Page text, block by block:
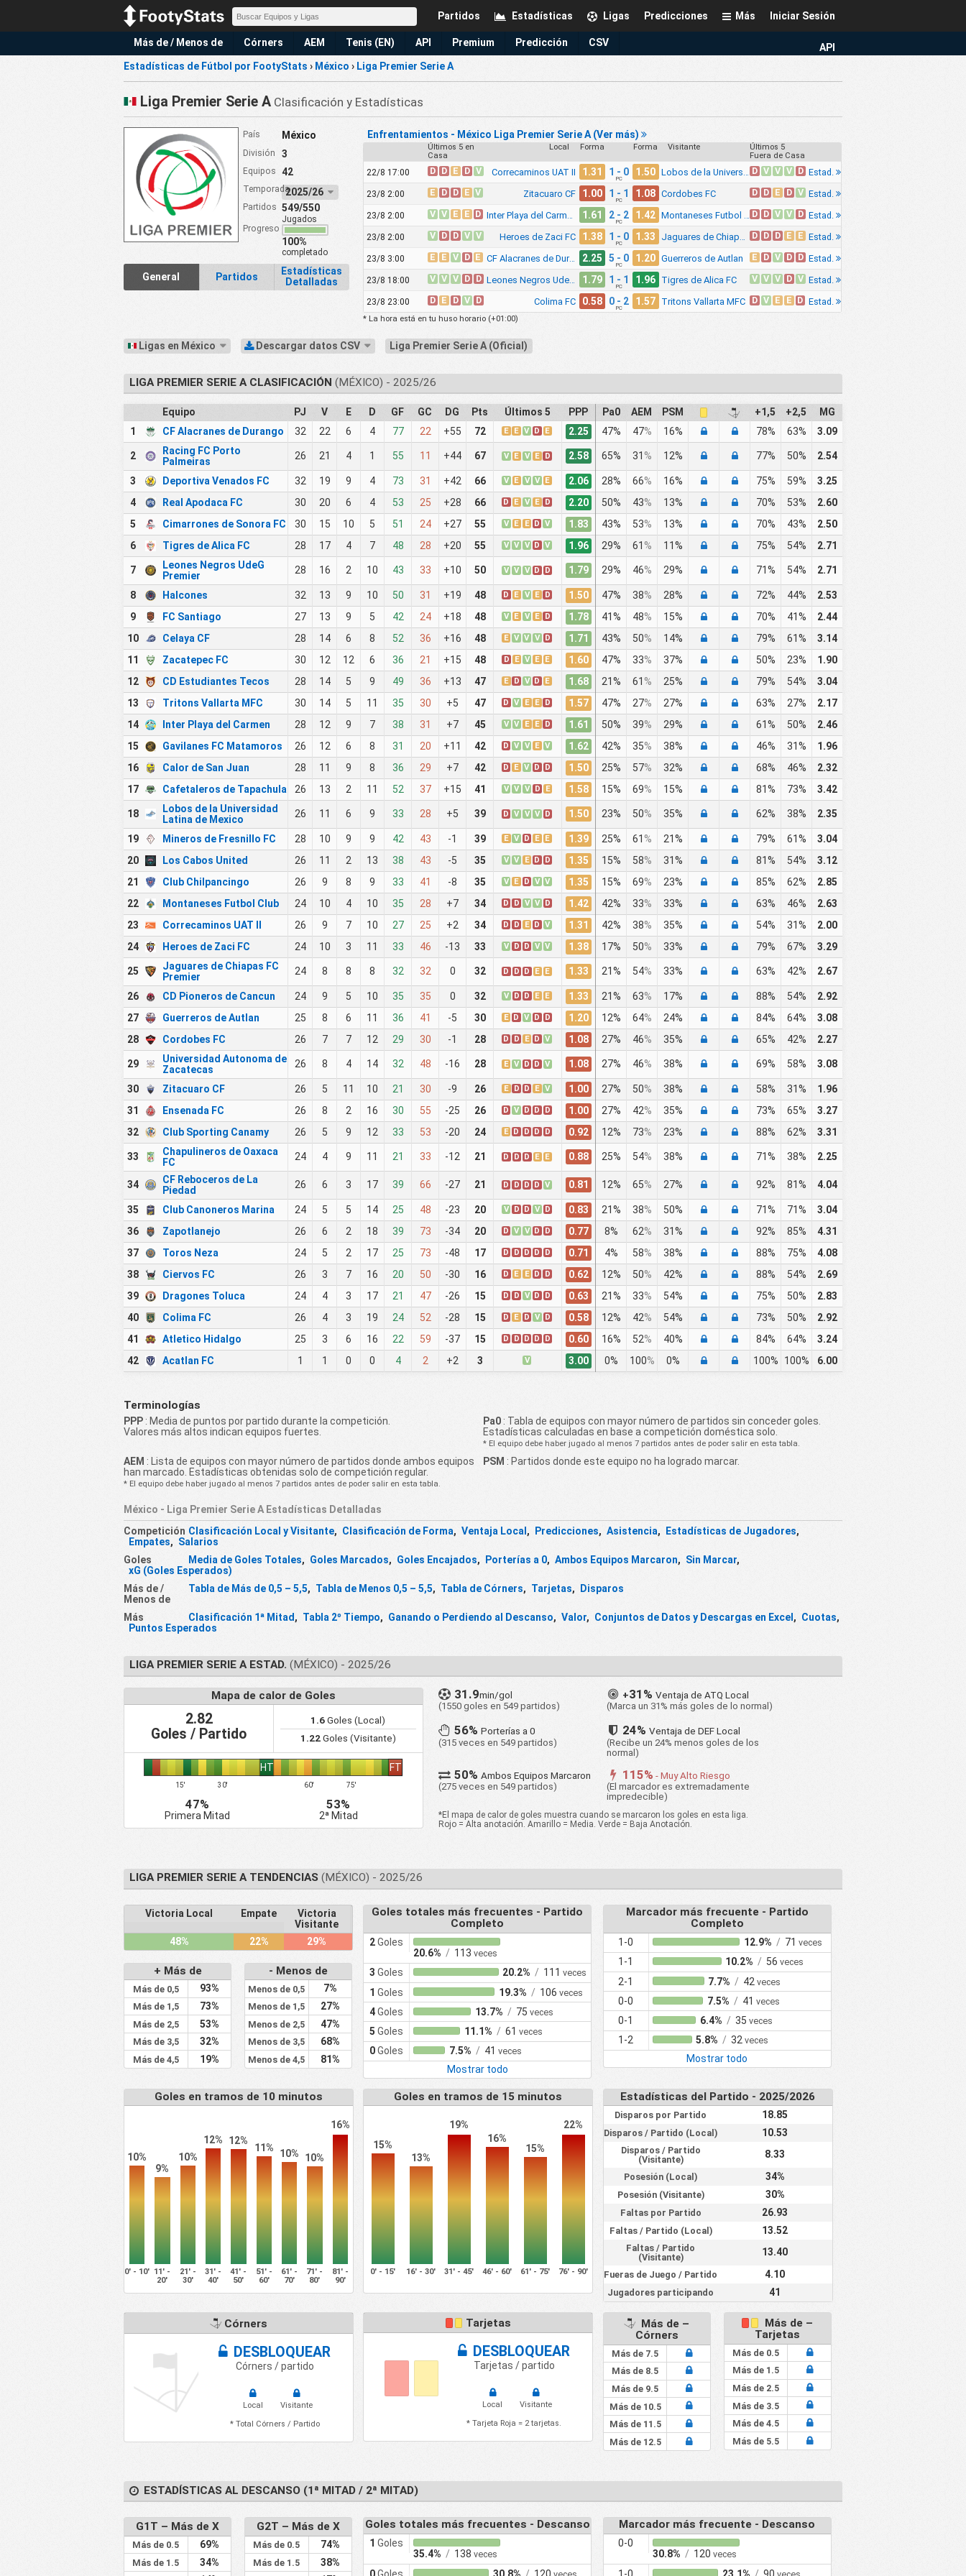
Iniciar Sesión
Más
Predicciones
Ligas
Estadísticas
Partidos
API
Más de / Menos de Córners AEM Tenis (EN) API Premium Predicción CSV
Estadísticas de Fútbol por FootyStats › México › Liga Premier Serie A
Liga Premier Serie A Clasificación y Estadísticas
País México
División 3
Equipos 42
Temporada2025/26
Partidos 549/550
Jugados
Progreso
100%
completado
General Partidos
Estadísticas
Detalladas
Enfrentamientos - México Liga Premier Serie A (Ver más)
Últimos 5 en
Casa
Local Forma Forma Visitante
Últimos 5
Fuera de Casa
22/8 17:00 D D E D V Correcaminos UAT II 1.31 1 - 0
PC
1.50 Lobos de la Universidad Latina de Mexico D V V V D Estad.
23/8 2:00 E D D E V Zitacuaro CF 1.00 1 - 1
PC
1.08 Cordobes FC D D E D V Estad.
23/8 2:00 V V E E D Inter Playa del Carmen 1.61 2 - 2
PC
1.42 Montaneses Futbol Club D D V V D Estad.
23/8 2:00 V D D V V Heroes de Zaci FC 1.38 1 - 0
PC
1.33 Jaguares de Chiapas FC Premier D D D E E Estad.
23/8 3:00 E E V D E CF Alacranes de Durango 2.25 5 - 0
PC
1.20 Guerreros de Autlan E D V D D Estad.
23/8 18:00 V V V D D Leones Negros UdeG Premier 1.79 1 - 1
PC
1.96 Tigres de Alica FC V V V D V Estad.
23/8 23:00 D E D V D Colima FC 0.58 0 - 2
PC
1.57 Tritons Vallarta MFC D V E E D Estad.
* La hora está en tu huso horario (+01:00)
Ligas en México Descargar datos CSV Liga Premier Serie A (Oficial)
LIGA PREMIER SERIE A CLASIFICACIÓN (MÉXICO) - 2025/26
Equipo PJ V E D GF GC DG Pts Últimos 5 PPP Pa0 AEM PSM +1,5 +2,5
MG
1
CF Alacranes de Durango 32 22 6 4 77 22 +55 72 E E V D E 2.25 47% 47% 16% 78% 63% 3.09
2
Racing FC Porto
Palmeiras
26 21 4 1 55 11 +44 67 V E V E D 2.58 65% 31 % 12% 77% 50% 2.54
3 Deportiva Venados FC 32 19 9 4 73 31 +42 66 V E V V E 2.06 28% 66% 16% 75% 59%
3.25
4
Real Apodaca FC 30 20 6 4 53 25 +28 66 D E V E D 2.20 50% 43% 13% 70% 53%
2.60
5
Cimarrones de Sonora FC 30 15 10 5 51 24 +27 55 V E E D V 1.83 43% 53% 13% 70% 43%
2.50
6
Tigres de Alica FC 28 17 4 7 48 28 +20 55 V V V D V 1.96 29% 61 % 11% 75% 54% 2.71
7
Leones Negros UdeG
Premier
28 16 2 10 43 33 +10 50 V V V D D 1.79 29% 46% 29% 71% 54% 2.71
8 Halcones 32 13 9 10 50 31 +19 48 D E V E D 1.50 47% 38% 28% 72% 44%
2.53
9
FC Santiago 27 13 9 5 42 24 +18 48 V E V E D 1.78 41% 48% 15% 70% 41%
2.44
10
Celaya CF 28 14 6 8 52 36 +16 48 E V V V D 1.71 43% 50% 14% 79% 61%
3.14
11
Zacatepec FC 30 12 12 6 36 21 +15 48 D E V E E 1.60 47% 33% 37% 50% 23%
1.90
12
CD Estudiantes Tecos 28 14 5 9 49 36 +13 47 E D V D E 1.68 21% 61 % 25% 79% 54%
3.04
13
Tritons Vallarta MFC 30 14 5 11 35 30 +5 47 D V E E D 1.57 47% 27% 27% 63% 27%
2.17
14
Inter Playa del Carmen 28 12 9 7 38 31 +7 45 V V E E D 1.61 50% 39% 29% 61% 50%
2.46
15
Gavilanes FC Matamoros 26 12 6 8 31 20 +11 42 D V V E V 1.62 42% 35% 38% 46% 31%
1.96
16
Calor de San Juan 28 11 9 8 36 29 +7 42 D E V D D 1.50 25% 57% 32% 68% 46%
2.32
17
Cafetaleros de Tapachula 26 13 2 11 52 37 +15 41 V V V D E 1.58 15% 69% 15% 81% 73% 3.42
18
Lobos de la Universidad
Latina de Mexico
26 11 6 9 33 28 +5 39 D V V V D 1.50 23% 50% 35% 62% 38% 2.35
19 Mineros de Fresnillo FC 28 10 9 9 42 43 -1 39 E V D E E 1.39 25% 61% 21% 79% 61%
3.04
20
Los Cabos United 26 11 2 13 38 43 -5 35 V V E D D 1.35 15% 58% 31% 81% 54%
3.12
21
Club Chilpancingo 26 9 8 9 33 41 -8 35 V E D V V 1.35 15% 69% 23% 85% 62%
2.85
22
Montaneses Futbol Club 24 10 4 10 35 28 +7 34 D D V V D 1.42 42% 33% 33% 63% 46%
2.63
23
Correcaminos UAT II 26 9 7 10 27 25 +2 34 D D E D V 1.31 42% 38% 35% 54% 31%
2.00
24
Heroes de Zaci FC 24 10 3 11 33 46 -13 33 V D D V V 1.38 17% 50% 33% 79% 67% 3.29
25
Jaguares de Chiapas FC
Premier
24 8 8 8 32 32 0 32 D D D E E 1.33 21% 54% 33% 63% 42% 2.67
26 CD Pioneros de Cancun 24 9 5 10 35 35 0 32 V D D E E 1.33 21% 63% 17% 88% 54%
2.92
27
Guerreros de Autlan 25 8 6 11 36 41 -5 30 E D V D D 1.20 12% 64% 24% 84% 64%
3.08
28
Cordobes FC 26 7 7 12 29 30 -1 28 D D E D V 1.08 27% 46% 35% 65% 42% 2.27
29
Universidad Autonoma de
Zacatecas
26 8 4 14 32 48 -16 28 E V D D V 1.08 27% 46% 38% 69% 58% 3.08
30 Zitacuaro CF 26 5 11 10 21 30 -9 26 E D D E V 1.00 27% 50% 38% 58% 31%
1.96
31
Ensenada FC 26 8 2 16 30 55 -25 26 D V D D D 1.00 27% 42% 35% 73% 65%
3.27
32
Club Sporting Canamy 26 5 9 12 33 53 -20 24 E D D D D 0.92 12% 73% 23% 88% 62% 3.31
33
Chapulineros de Oaxaca
FC
24 4 9 11 21 33 -12 21 D D D E E 0.88 25% 54% 38% 71% 38% 2.25
34
CF Reboceros de La
Piedad
26 6 3 17 39 66 -27 21 D D D D V 0.81 12% 65% 27% 92% 81% 4.04
35 Club Canoneros Marina 24 5 5 14 25 48 -23 20 V D D V D 0.83 21% 38% 50% 71% 71%
3.04
36
Zapotlanejo 26 6 2 18 39 73 -34 20 D V V D D 0.77 8% 62% 31% 92% 85%
4.31
37
Toros Neza 24 5 2 17 25 73 -48 17 D D D D D 0.71 4% 58% 38% 88% 75%
4.08
38
Ciervos FC 26 3 7 16 20 50 -30 16 D E E D D 0.62 12% 50% 42% 88% 54%
2.69
39
Dragones Toluca 24 4 3 17 21 47 -26 15 D D V D D 0.63 21% 33% 54% 75% 50%
2.83
40
Colima FC 26 4 3 19 24 52 -28 15 D E D V D 0.58 12% 42% 54% 73% 50%
2.92
41
Atletico Hidalgo 25 3 6 16 22 59 -37 15 D D D D D 0.60 16% 52% 40% 84% 64%
3.24
42
Acatlan FC 1 1 0 0 4 2 +2 3 V 3.00 0% 100% 0% 100% 100% 6.00
Terminologías
PPP : Media de puntos por partido durante la competición.
Valores más altos indican equipos fuertes.
Pa0: Tabla de equipos con mayor número de partidos sin conceder goles.
Estadísticas calculadas en base a competición doméstica solo.
* El equipo debe haber jugado al menos 7 partidos antes de poder salir en esta tabla.
AEM : Lista de equipos con mayor número de partidos donde ambos equipos
han marcado. Estadísticas obtenidas solo de competición regular.
* El equipo debe haber jugado al menos 7 partidos antes de poder salir en esta tabla.
PSM : Partidos donde este equipo no ha logrado marcar.
México - Liga Premier Serie A Estadísticas Detalladas
Competición Clasificación Local y Visitante, Clasificación de Forma, Ventaja Local , Predicciones, Asistencia, Estadísticas de Jugadores,
Empates, Salarios
Goles
Media de Goles Totales, Goles Marcados, Goles Encajados, Porterías a 0, Ambos Equipos Marcaron, Sin Marcar,
xG (Goles Esperados)
Más de /
Menos de
Tabla de Más de 0,5 – 5,5, Tabla de Menos 0,5 – 5,5, Tabla de Córners, Tarjetas, Disparos
Más Clasificación 1ª Mitad, Tabla 2º Tiempo, Ganando o Perdiendo al Descanso, Valor, Conjuntos de Datos y Descargas en Excel , Cuotas,
Puntos Esperados
LIGA PREMIER SERIE A ESTAD. (MÉXICO) - 2025/26
Mapa de calor de Goles
2.82
Goles / Partido
1.6 Goles (Local)
1.22Goles (Visitante)
15' 30'
HT
60' 75'
FT
47%
Primera Mitad
53%
2ª Mitad
31.9min/gol
(1550 goles en 549 partidos)
+31% Ventaja de ATQ Local
(Marca un 31% más goles de lo normal)
56%Porterías a 0
(315 veces en 549 partidos)
24%Ventaja de DEF Local
(Recibe un 24% menos goles de los
normal)
50%Ambos Equipos Marcaron
(275 veces en 549 partidos)
115% - Muy Alto Riesgo
(El marcador es extremadamente
impredecible)
*El mapa de calor de goles muestra cuando se marcaron los goles en esta liga.
Rojo = Alta anotación. Amarillo = Media. Verde = Baja Anotación.
LIGA PREMIER SERIE A TENDENCIAS (MÉXICO) - 2025/26
Victoria Local Empate
Victoria
Visitante
48%
22% 29%
+ Más de
Más de 0,5 93%
Más de 1,5 73%
Más de 2,5 53%
Más de 3,5 32%
Más de 4,5 19%
- Menos de
Menos de 0,5 7%
Menos de 1,5 27%
Menos de 2,5 47%
Menos de 3,5 68%
Menos de 4,5 81%
Goles totales más frecuentes - Partido
Completo
2Goles
20.6% / 113veces
3 Goles 20.2% / 111veces
1 Goles 19.3% / 106veces
4Goles 13.7% / 75 veces
5 Goles 11.1% / 61 veces
0Goles 7.5% / 41 veces
Mostrar todo
Marcador más frecuente - Partido
Completo
1-0 12.9% / 71 veces
1-1 10.2% / 56veces
2-1 7.7% / 42veces
0-0 7.5% / 41 veces
0-1 6.4% / 35 veces
1-2 5.8% / 32veces
Mostrar todo
Goles en tramos de 10 minutos
10%
9%
10%
12% 12%
11%
10% 10%
16%
0' - 10' 11' -
20'
21' -
30'
31' -
40'
41' -
50'
51' -
60'
61' -
70'
71' -
80'
81' -
90'
Goles en tramos de 15 minutos
15%
13%
19%
16%
15%
22%
0' - 15' 16' - 30' 31' - 45' 46' - 60' 61' - 75' 76' - 90'
Estadísticas del Partido - 2025/2026
Disparos por Partido 18.85
Disparos / Partido (Local) 10.53
Disparos / Partido
(Visitante)
8.33
Posesión (Local) 34%
Posesión (Visitante) 30%
Faltas por Partido 26.93
Faltas / Partido (Local) 13.52
Faltas / Partido
(Visitante)
13.40
Fueras de Juego / Partido 4.10
Jugadores participando 41
Córners
DESBLOQUEAR
Córners / partido
Local
Visitante
* Total Córners / Partido
Tarjetas
DESBLOQUEAR
Tarjetas / partido
Local
Visitante
* Tarjeta Roja = 2 tarjetas.
Más de –
Córners
Más de 7.5
Más de 8.5
Más de 9.5
Más de 10.5
Más de 11.5
Más de 12.5
Más de –
Tarjetas
Más de 0.5
Más de 1.5
Más de 2.5
Más de 3.5
Más de 4.5
Más de 5.5
ESTADÍSTICAS AL DESCANSO (1ª MITAD / 2ª MITAD)
G1T – Más de X
Más de 0.5 69%
Más de 1.5 34%
G2T – Más de X
Más de 0.5 74%
Más de 1.5 38%
Goles totales más frecuentes - Descanso
1 Goles
35.4% / 138veces
0Goles 30.8% / 120
Marcador más frecuente - Descanso
0-0
30.8% / 120veces
1-0 23.1% / 90